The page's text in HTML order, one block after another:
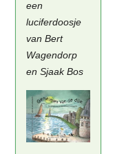
een
luciferdoosje
van Bert
Wagendorp
en Sjaak Bos